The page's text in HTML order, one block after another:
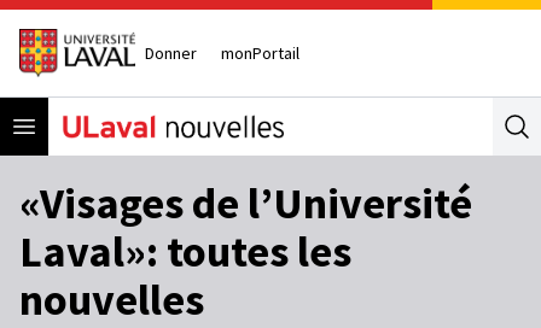
Donner monPortail
Open menu
«Visages de l’Université
Laval»: toutes les
nouvelles